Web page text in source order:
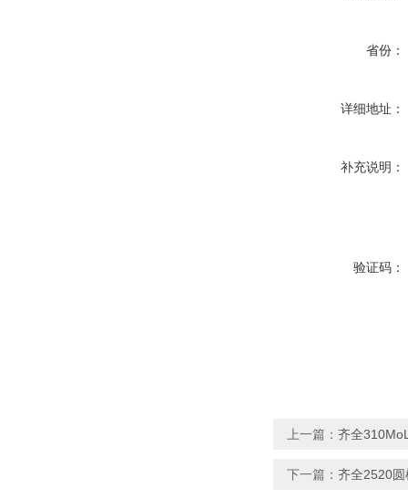
省份：
详细地址：
补充说明：
验证码：
上一篇： 齐全
下一篇： 齐全2520